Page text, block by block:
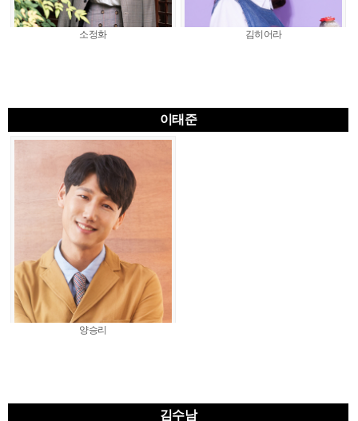
소정화 김히어라
이태준
양승리
김수남